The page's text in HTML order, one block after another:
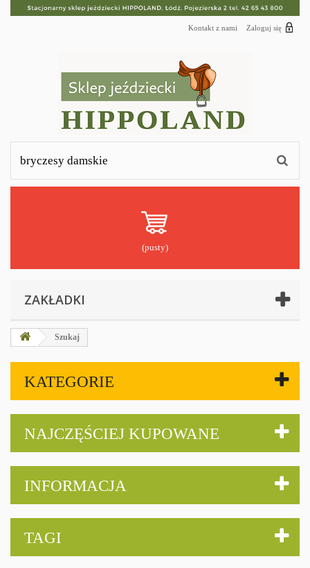
Zaloguj się
Kontakt z nami
(pusty)
ZAKŁADKI
Szukaj
KATEGORIE
NAJCZĘŚCIEJ KUPOWANE
INFORMACJA
TAGI